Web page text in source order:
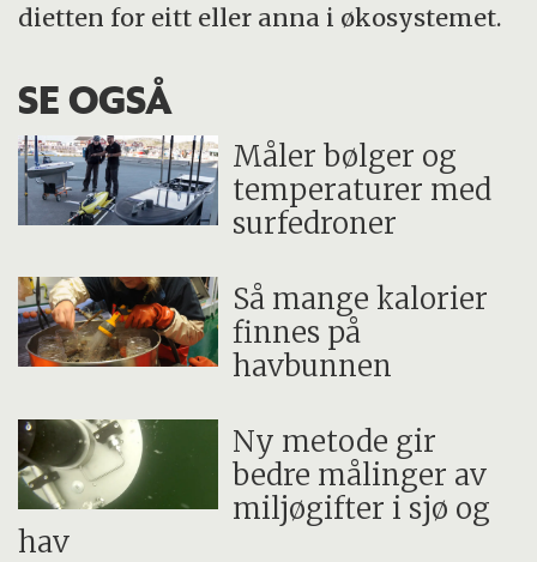
dietten for eitt eller anna i økosystemet.
SE OGSÅ
Måler bølger og
temperaturer med
surfedroner
Så mange kalorier
finnes på
havbunnen
Ny metode gir
bedre målinger av
miljøgifter i sjø og
hav